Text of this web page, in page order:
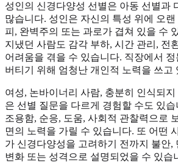
성인의 신경다양성 선별은 아동 선별과
많습니다. 성인은 자신의 특성 위에 오랜
피, 완벽주의 또는 과로가 겹쳐 있을 수
지냈던 사람도 감각 부하, 시간 관리, 전
어려움을 겪을 수 있습니다. 직장에서
버티기 위해 엄청난 개인적 노력을 쓰고
여성, 논바이너리 사람, 충분히 인식되
은 선별 질문을 다르게 경험할 수도 있
조용함, 순응, 도움, 사회적 관찰력으로
면의 노력을 가릴 수 있습니다. 또 어떤
가 신경다양성을 고려하기 전까지 불안,
변화 또는 성격으로 설명되었을 수 있습